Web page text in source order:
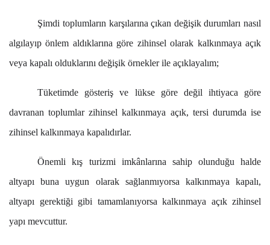
Şimdi toplumların karşılarına çıkan değişik durumları nasıl
algılayıp önlem aldıklarına göre zihinsel olarak kalkınmaya açık
veya kapalı olduklarını değişik örnekler ile açıklayalım;
Tüketimde gösteriş ve lükse göre değil ihtiyaca göre
davranan toplumlar zihinsel kalkınmaya açık, tersi durumda ise
zihinsel kalkınmaya kapalıdırlar.
Önemli kış turizmi imkânlarına sahip olunduğu halde
altyapı buna uygun olarak sağlanmıyorsa kalkınmaya kapalı,
altyapı gerektiği gibi tamamlanıyorsa kalkınmaya açık zihinsel
yapı mevcuttur.